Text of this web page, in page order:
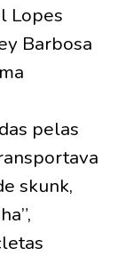
Lopes
Barbosa
pelas
skunk,